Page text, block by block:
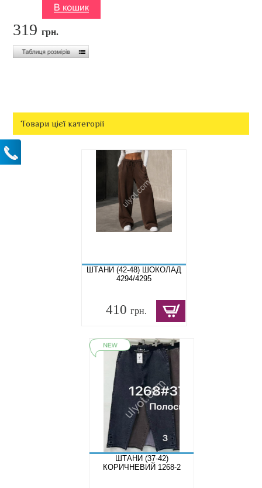
319грн.
Товари цієї категорії
ШТАНИ (42-48) ШОКОЛАД
4294/4295
410 грн.
ШТАНИ (37-42)
КОРИЧНЕВИЙ 1268-2